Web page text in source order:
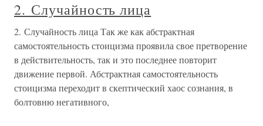
2. Случайность лица
2. Случайность лица Так же как абстрактная
самостоятельность стоицизма проявила свое претворение
в действительность, так и это последнее повторит
движение первой. Абстрактная самостоятельность
стоицизма переходит в скептический хаос сознания, в
болтовню негативного,